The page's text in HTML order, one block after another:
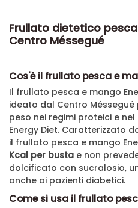
Frullato dietetico
Centro Méssegué
Cos'è il frullato pesca e
Il frullato pesca e mango
ideato dal Centro
peso nei regimi proteici e
Energy Diet. Caratterizzato
il frullato pesca e mango
Kcal per busta e non
dolcificato con sucralosio,
anche ai pazienti diabetici.
Come si usa il frullato